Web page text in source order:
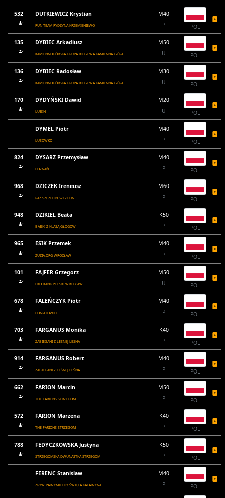
532 DUTKIEWICZ Krystian
RUN TEAM RYDZYNA KRZEMIENIEWO
M40
P
POL
135 DYBIEC Arkadiusz
KAMIENNOGÓRSKA GRUPA BIEGOWA KAMIENNA GÓRA
M50
U
POL
136 DYBIEC Radosław
KAMIENNOGÓRSKA GRUPA BIEGOWA KAMIENNA GÓRA
M30
U
POL
170 DYDYŃSKI Dawid
LUBIN
M20
U
POL
DYMEL Piotr
LUSÓWKO
M40
P
POL
824 DYSARZ Przemysław
POZNAŃ
M40
P
POL
968 DZICZEK Ireneusz
RAZ SZCZECIN SZCZECIN
M60
P
POL
948 DZIKIEL Beata
BABKI Z KLASĄ GŁOGÓW
K50
P
POL
965 ESIK Przemek
ZUZIA.ORG WROCŁAW
M40
P
POL
101 FAJFER Grzegorz
PKO BANK POLSKI WROCŁAW
M50
U
POL
678 FALEŃCZYK Piotr
PONIATOWICE
M40
P
POL
703 FARGANUS Monika
ZABIEGANI Z LEŚNEJ LEŚNA
K40
P
POL
914 FARGANUS Robert
ZABIEGANI Z LEŚNEJ LEŚNA
M40
P
POL
662 FARION Marcin
THE FARIONS STRZEGOM
M50
P
POL
572 FARION Marzena
THE FARIONS STRZEGOM
K40
P
POL
788 FEDYCZKOWSKA Justyna
STRZEGOMSKA DWUNASTKA STRZEGOM
K50
P
POL
FERENC Stanislaw
ZRYW PARZYMIECHY ŚWIĘTA KATARZYNA
M40
P
POL